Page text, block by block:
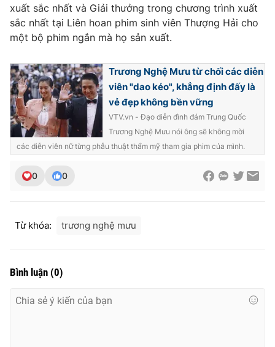
Theo dõi báo trên
Cơ quan chủ quản:Đài Truyền hình Việt Nam
Cơ quan báo chí:
Phó Tổng Biên tập:
Ðiện thoại Thời báo VTV:
Email: toasoan@vtv.vn
xuất sắc nhất và Giải thưởng trong chương trình xuất
sắc nhất tại Liên hoan phim sinh viên Thượng Hải cho
một bộ phim ngắn mà họ sản xuất.
Trương Nghệ Mưu từ chối các diễn
viên "dao kéo", khẳng định đấy là
vẻ đẹp không bền vững
VTV.vn - Đạo diễn đình đám Trung Quốc
Trương Nghệ Mưu nói ông sẽ không mời
các diễn viên nữ từng phẫu thuật thẩm mỹ tham gia phim của mình.
0 0
Từ khóa: trương nghệ mưu
Bình luận (0)